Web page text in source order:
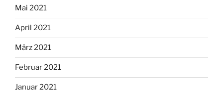
Mai 2021
April 2021
März 2021
Februar 2021
Januar 2021